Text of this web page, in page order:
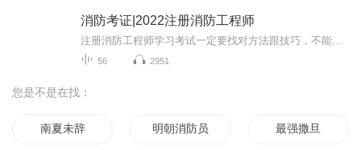
消防考证|2022注册消防工程师
56 2951
您是不是在找：
南夏未辞 明朝消防员 最强撒旦